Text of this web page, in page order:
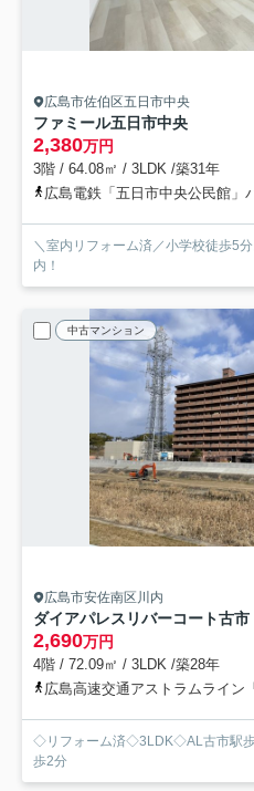
広島市佐伯区五日市中央
ファミール五日市中央
2,380万円
3階 / 64.08㎡ / 3LDK /築31年
広島電鉄「五日市中央公民館
＼室内リフォーム済／小学校徒歩5
内！
中古マンション
広島市安佐南区川内
ダイアパレスリバーコート古市
2,690万円
4階 / 72.09㎡ / 3LDK /築28年
広島高速交通アストラムライン
◇リフォーム済◇3LDK◇AL古市駅
歩2分